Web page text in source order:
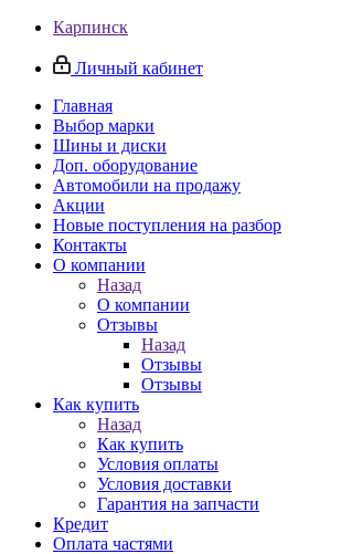
Карпинск
Личный кабинет
Главная
Выбор марки
Шины и диски
Доп. оборудование
Автомобили на продажу
Акции
Новые поступления на разбор
Контакты
О компании
Назад
О компании
Отзывы
Назад
Отзывы
Отзывы
Как купить
Назад
Как купить
Условия оплаты
Условия доставки
Гарантия на запчасти
Кредит
Оплата частями